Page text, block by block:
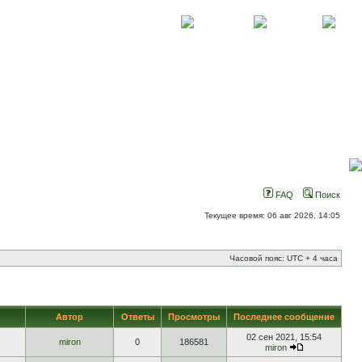
FAQ Поиск
Текущее время: 06 авг 2026, 14:05
Часовой пояс: UTC + 4 часа
Автор Ответы Просмотры Последнее сообщение
miron 0 186581
02 сен 2021, 15:54
miron